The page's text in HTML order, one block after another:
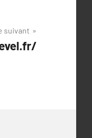
suivant